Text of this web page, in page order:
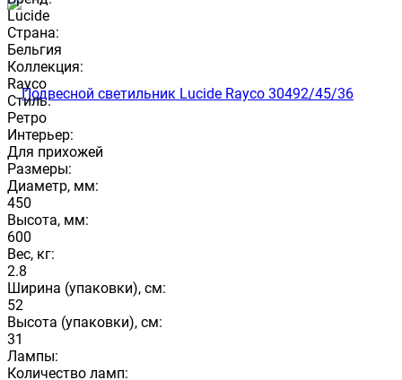
Lucide
Страна:
Бельгия
Коллекция:
Rayco
Стиль:
Ретро
Интерьер:
Для прихожей
Размеры:
Диаметр, мм:
450
Высота, мм:
600
Вес, кг:
2.8
Ширина (упаковки), см:
52
Высота (упаковки), см:
31
Лампы:
Количество ламп: